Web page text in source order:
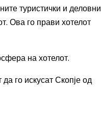
туристички и деловни
Ова го прави хотелот
на хотелот.
го искусат Скопје од